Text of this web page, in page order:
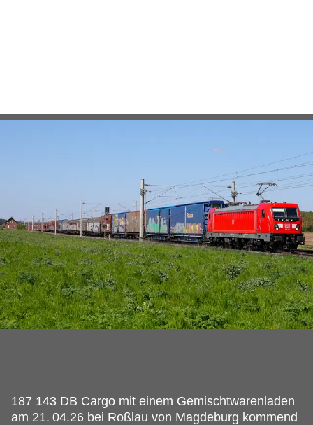
187 143 DB Cargo mit einem Gemischtwarenladen
am 21. 04.26 bei Roßlau von Magdeburg kommend